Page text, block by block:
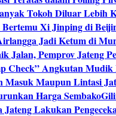
Tokoh Diluar Lebih
Bertemu Xi Jinping di
Jadi Ketum di
Jalan, Pemprov Jateng
Check” Angkutan
Masuk Maupun Lintasi
Harga Sembako
Jateng Lakukan